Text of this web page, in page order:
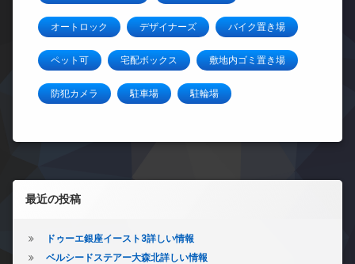
オートロック デザイナーズ バイク置き場
ペット可 宅配ボックス 敷地内ゴミ置き場
防犯カメラ 駐車場 駐輪場
左サイドバー
最近の投稿
ドゥーエ銀座イースト3詳しい情報
ベルシードステアー大森北詳しい情報